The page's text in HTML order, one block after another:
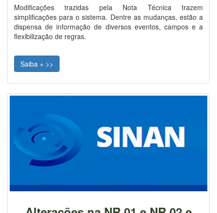
Modificações trazidas pela Nota Técnica trazem
simplificações para o sistema. Dentre as mudanças, estão a
dispensa de informação de diversos eventos, campos e a
flexibilização de regras.
Saiba + >>